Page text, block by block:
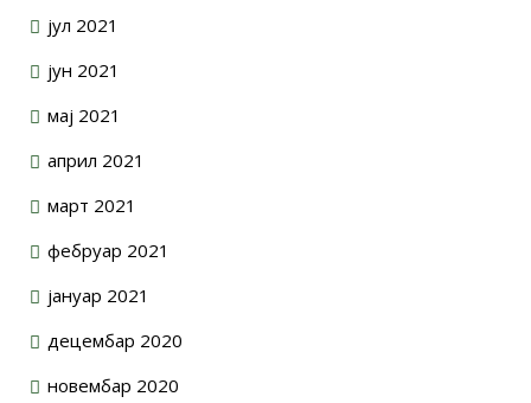
јул 2021
јун 2021
мај 2021
април 2021
март 2021
фебруар 2021
јануар 2021
децембар 2020
новембар 2020